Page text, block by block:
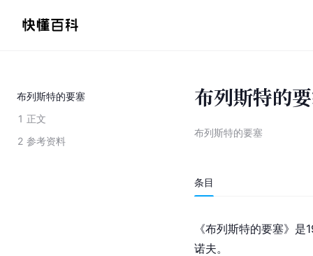
布列斯特的要塞
1 正文
2 参考资料
布列斯特的
布列斯特的要塞
条目
《布列斯特的要塞》
诺夫。